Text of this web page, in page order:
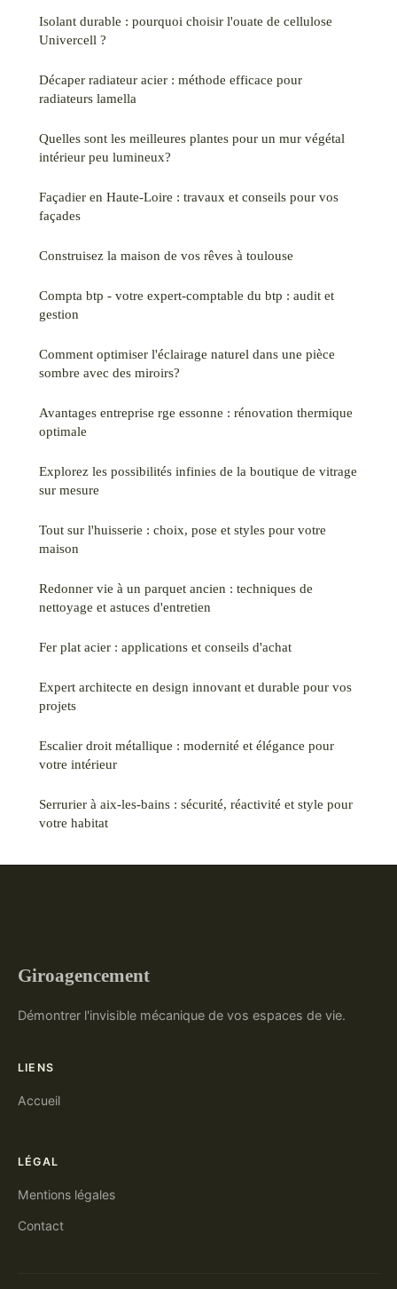
Isolant durable : pourquoi choisir l'ouate de cellulose
Univercell ?
Décaper radiateur acier : méthode efficace pour
radiateurs lamella
Quelles sont les meilleures plantes pour un mur végétal
intérieur peu lumineux?
Façadier en Haute-Loire : travaux et conseils pour vos
façades
Construisez la maison de vos rêves à toulouse
Compta btp - votre expert-comptable du btp : audit et
gestion
Comment optimiser l'éclairage naturel dans une pièce
sombre avec des miroirs?
Avantages entreprise rge essonne : rénovation thermique
optimale
Explorez les possibilités infinies de la boutique de vitrage
sur mesure
Tout sur l'huisserie : choix, pose et styles pour votre
maison
Redonner vie à un parquet ancien : techniques de
nettoyage et astuces d'entretien
Fer plat acier : applications et conseils d'achat
Expert architecte en design innovant et durable pour vos
projets
Escalier droit métallique : modernité et élégance pour
votre intérieur
Serrurier à aix-les-bains : sécurité, réactivité et style pour
votre habitat
Giroagencement
Démontrer l'invisible mécanique de vos espaces de vie.
LIENS
Accueil
LÉGAL
Mentions légales
Contact